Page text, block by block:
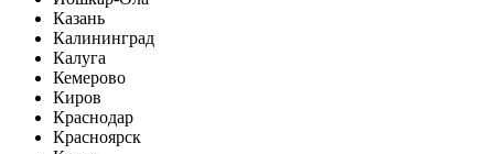
Казань
Калининград
Калуга
Кемерово
Киров
Краснодар
Красноярск